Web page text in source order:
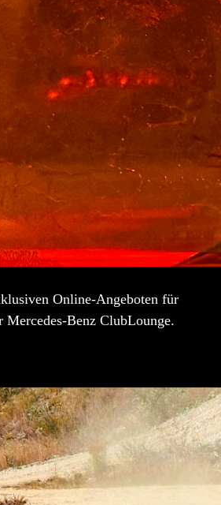
Online-Angeboten für
Benz ClubLounge.